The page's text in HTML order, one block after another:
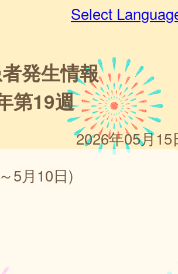
Select
発生情報
第19週
2026年05月15
5月10日)